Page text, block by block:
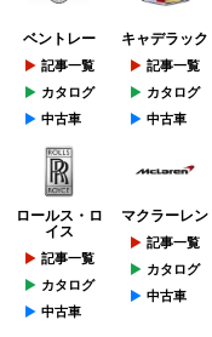
ベントレー
記事一覧
カタログ
中古車
キャデラック
記事一覧
カタログ
中古車
ロールス・ロ
イス
記事一覧
カタログ
中古車
マクラーレン
記事一覧
カタログ
中古車